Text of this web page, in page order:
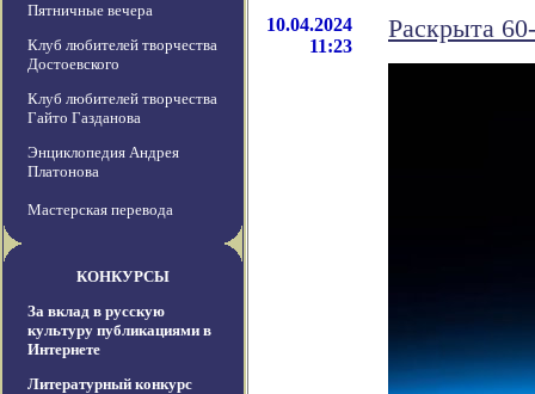
Пятничные вечера
Клуб любителей творчества
Достоевского
Клуб любителей творчества
Гайто Газданова
Энциклопедия Андрея
Платонова
Мастерская перевода
КОНКУРСЫ
За вклад в русскую
культуру публикациями в
Интернете
Литературный конкурс
10.04.2024
11:23
Раскрыта